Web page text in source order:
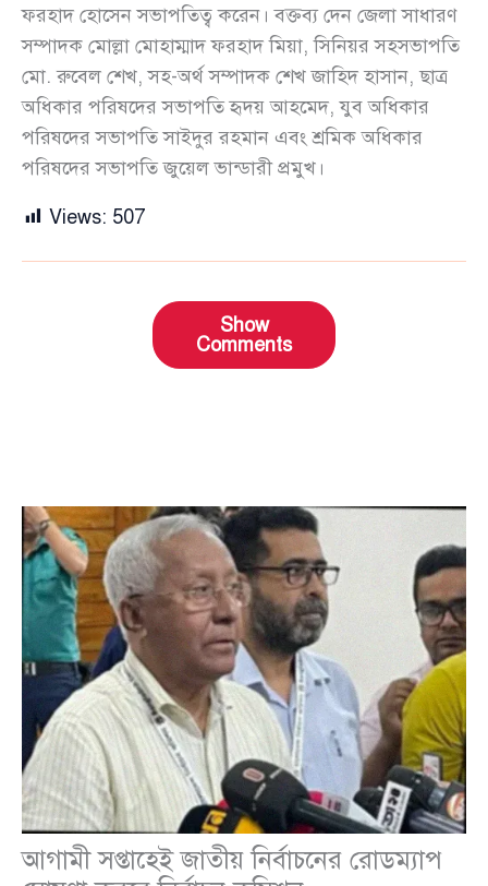
ফরহাদ হোসেন সভাপতিত্ব করেন। বক্তব্য দেন জেলা সাধারণ
সম্পাদক মোল্লা মোহাম্মাদ ফরহাদ মিয়া, সিনিয়র সহসভাপতি
মো. রুবেল শেখ, সহ-অর্থ সম্পাদক শেখ জাহিদ হাসান, ছাত্র
অধিকার পরিষদের সভাপতি ‌হৃদয় আহমেদ, যুব অধিকার
পরিষদের সভাপতি সাইদুর রহমান এবং শ্রমিক অধিকার
পরিষদের সভাপতি ‌জুয়েল ভান্ডারী প্রমুখ।
Views: 507
Show
Comments
আগামী সপ্তাহেই জাতীয় নির্বাচনের রোডম্যাপ